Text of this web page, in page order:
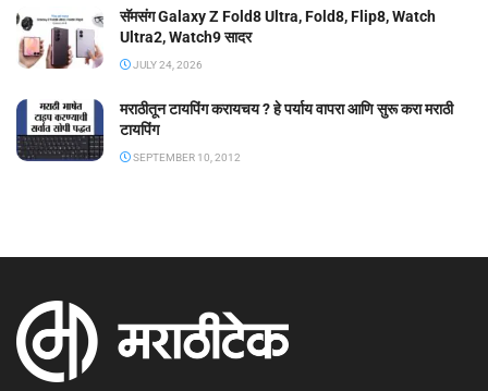
सॅमसंग Galaxy Z Fold8 Ultra, Fold8, Flip8, Watch
Ultra2, Watch9 सादर
JULY 24, 2026
मराठीतून टायपिंग करायचय ? हे पर्याय वापरा आणि सुरू करा मराठी
टायपिंग
SEPTEMBER 10, 2012